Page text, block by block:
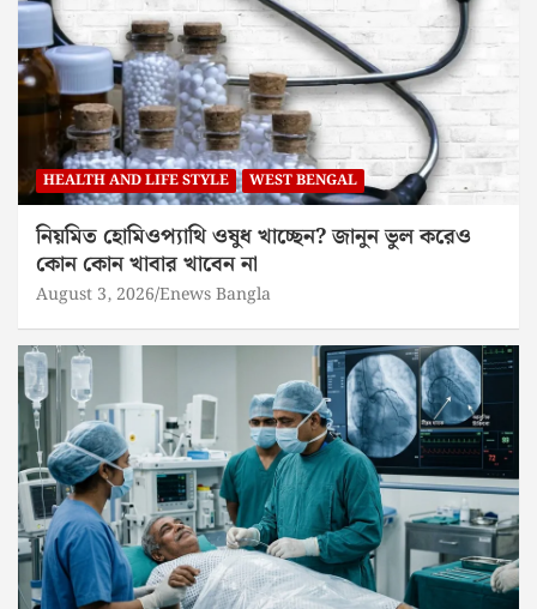
HEALTH AND LIFE STYLE WEST BENGAL
নিয়মিত হোমিওপ্যাথি ওষুধ খাচ্ছেন? জানুন ভুল করেও
কোন কোন খাবার খাবেন না
August 3, 2026 Enews Bangla